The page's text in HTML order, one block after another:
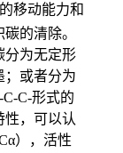
移动能力和
的清除。
分为无定形
；或者分为
C-形式的
性，可以认
），活性